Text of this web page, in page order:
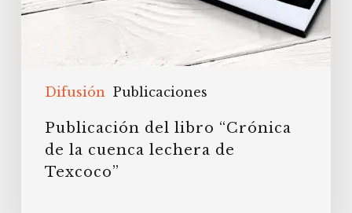
Difusión Publicaciones
Publicación del libro “Crónica
de la cuenca lechera de
Texcoco”